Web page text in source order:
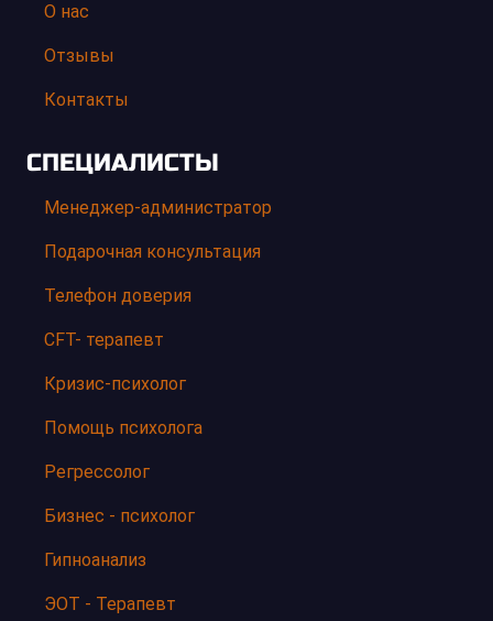
О нас
Отзывы
Контакты
СПЕЦИАЛИСТЫ
Менеджер-администратор
Подарочная консультация
Телефон доверия
CFT- терапевт
Кризис-психолог
Помощь психолога
Регрессолог
Бизнес - психолог
Гипноанализ
ЭОТ - Терапевт